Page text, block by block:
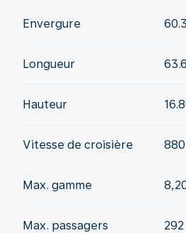
Envergure
Longueur
Hauteur
Vitesse de croisière
Max. gamme
Max. passagers 292